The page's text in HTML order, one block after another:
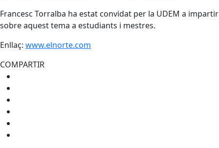
Francesc Torralba ha estat convidat per la UDEM a impartir
sobre aquest tema a estudiants i mestres.
Enllaç: www.elnorte.com
COMPARTIR